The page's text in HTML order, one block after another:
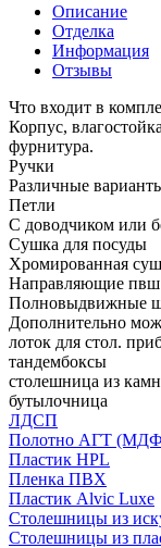
Описание
Отделка
Информация
Отзывы
Что входит в
Корпус,
фурнитура.
Ручки
Различные
Петли
С доводчиком или
Сушка для посуды
Хромированная
Направляющие пвш
Полновыдвижные
Дополнительно
лоток для стол.
тандембоксы
столешница из
бутылочница
ЛДСП
Полотно АГТ
Пластик HPL
Пленка ПВХ
Пластик Alvic Luxe
Столешницы из
Столешницы из